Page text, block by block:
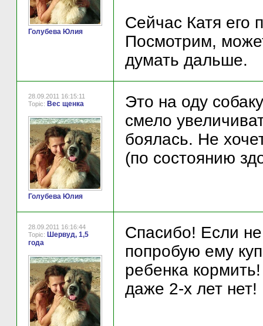
Голубева Юлия
Сейчас Катя его
Посмотрим,
думать дальше.
28.09.2011 16:15:11
Topic: Вес щенка
Голубева Юлия
Это на оду
смело
боялась. Не
(по состоянию
28.09.2011 16:16:44
Topic: Шервуд, 1,5
года
Спасибо! Если
попробую ему
ребенка
даже 2-х лет нет!